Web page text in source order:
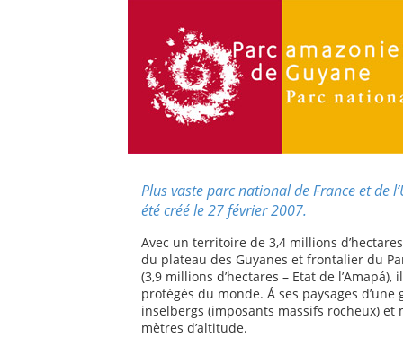
Plus vaste parc national de France et de
été créé le 27 février 2007.
Avec un territoire de 3,4 millions
du plateau des Guyanes et frontalier du
(3,9 millions d’hectares – Etat de
protégés du monde. Á ses paysages
inselbergs (imposants massifs rocheux)
mètres d’altitude.